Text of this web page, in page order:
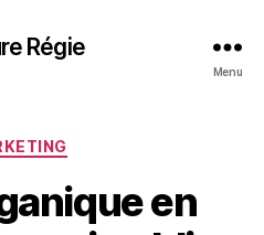
Régie
Menu
Catégories
en